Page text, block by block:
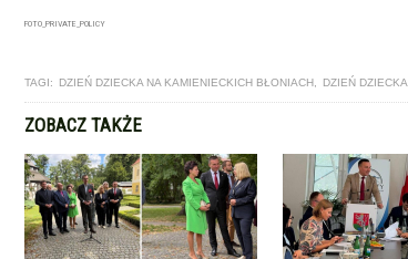
FOTO_PRIVATE_POLICY
TAGI: DZIEŃ DZIECKA NA KAMIENIECKICH BŁONIACH DZIEŃ
ZOBACZ TAKŻE